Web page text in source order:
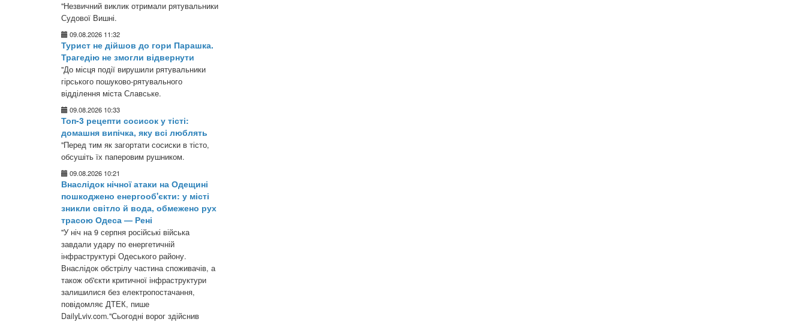
"Незвичний виклик отримали рятувальники
Судової Вишні.
09.08.2026 11:32
Турист не дійшов до гори Парашка.
Трагедію не змогли відвернути
"До місця події вирушили рятувальники
гірського пошуково-рятувального
відділення міста Славське.
09.08.2026 10:33
Топ-3 рецепти сосисок у тісті:
домашня випічка, яку всі люблять
"Перед тим як загортати сосиски в тісто,
обсушіть їх паперовим рушником.
09.08.2026 10:21
Внаслідок нічної атаки на Одещині
пошкоджено енергооб'єкти: у місті
зникли світло й вода, обмежено рух
трасою Одеса — Рені
"У ніч на 9 серпня російські війська
завдали удару по енергетичній
інфраструктурі Одеського району.
Внаслідок обстрілу частина споживачів, а
також об'єкти критичної інфраструктури
залишилися без електропостачання,
повідомляє ДТЕК, пише
DailyLviv.com."Сьогодні ворог здійснив